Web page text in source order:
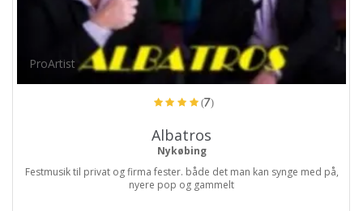
ProArtist
(7)
Albatros
Nykøbing
Festmusik til privat og firma fester. både det man kan synge med på,
nyere pop og gammelt